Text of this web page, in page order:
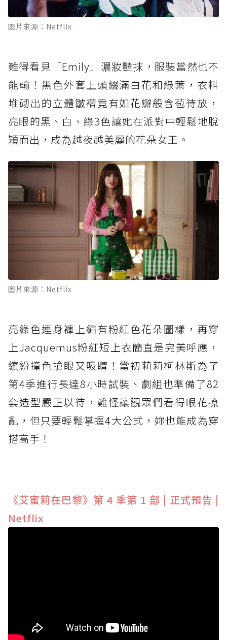
圖片來源：Netflix
難得看見「Emily」濃妝豔抹，服裝當然也不
能輸！黑色外套上頭綴滿白花和綠葉，衣料
堆砌出的立體皺褶竟有如花瓣般含苞待放，
亮眼的黑、白、綠3色讓她在派對中輕鬆地脫
穎而出，成為越夜越美麗的花朵女王。
圖片來源：Netflix
亮綠色連身褲上繡有粉紅色花朵圖樣，再穿
上Jacquemus粉紅短上衣簡直是完美呼應，
繽紛撞色搶眼又吸睛！當初莉莉柯林斯為了
第4季進行長達8小時試裝、劇組也準備了82
套造型嚴正以待，難怪讓觀眾們看得眼花撩
亂，但只要輕鬆掌握4大公式，妳也能成為穿
搭高手！
《艾蜜莉在巴黎》第 4 季第 1 部 | 正式預告 |
Netflix